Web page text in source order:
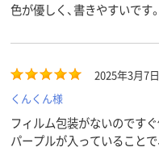
色が優しく、書きやすいです。
2025年3月7日
くんくん様
フィルム包装がないのです
パープルが入っていることで